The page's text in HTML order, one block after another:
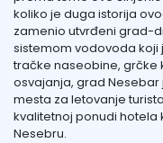
koliko je duga istorija
zamenio utvrđeni grad-
sistemom vodovoda koji
tračke naseobine, grčke
osvajanja, grad
mesta za letovanje
kvalitetnoj ponudi hotela
Nesebru.